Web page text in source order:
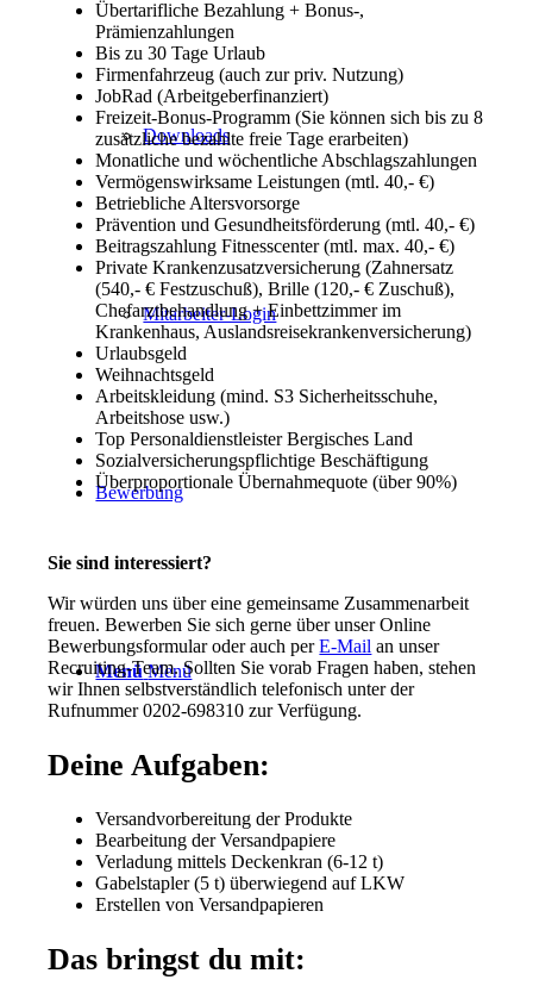
Downloads
Mitarbeiter-Login
Bewerbung
Menü Menü
Übertarifliche Bezahlung + Bonus-,
Prämienzahlungen
Bis zu 30 Tage Urlaub
Firmenfahrzeug (auch zur priv. Nutzung)
JobRad (Arbeitgeberfinanziert)
Freizeit-Bonus-Programm (Sie können sich bis zu 8
zusätzliche bezahlte freie Tage erarbeiten)
Monatliche und wöchentliche Abschlagszahlungen
Vermögenswirksame Leistungen (mtl. 40,- €)
Betriebliche Altersvorsorge
Prävention und Gesundheitsförderung (mtl. 40,- €)
Beitragszahlung Fitnesscenter (mtl. max. 40,- €)
Private Krankenzusatzversicherung (Zahnersatz
(540,- € Festzuschuß), Brille (120,- € Zuschuß),
Chefarztbehandlung + Einbettzimmer im
Krankenhaus, Auslandsreisekrankenversicherung)
Urlaubsgeld
Weihnachtsgeld
Arbeitskleidung (mind. S3 Sicherheitsschuhe,
Arbeitshose usw.)
Top Personaldienstleister Bergisches Land
Sozialversicherungspflichtige Beschäftigung
Überproportionale Übernahmequote (über 90%)
Sie sind interessiert?
Wir würden uns über eine gemeinsame Zusammenarbeit
freuen. Bewerben Sie sich gerne über unser Online
Bewerbungsformular oder auch perE-Mail an unser
Recruiting-Team. Sollten Sie vorab Fragen haben, stehen
wir Ihnen selbstverständlich telefonisch unter der
Rufnummer 0202-698310 zur Verfügung.
Deine Aufgaben:
Versandvorbereitung der Produkte
Bearbeitung der Versandpapiere
Verladung mittels Deckenkran (6-12 t)
Gabelstapler (5 t) überwiegend auf LKW
Erstellen von Versandpapieren
Das bringst du mit: